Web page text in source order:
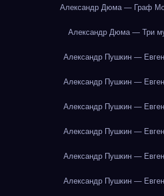
Александр Дюма — Граф
Александр Дюма — Три
Александр Пушкин —
Александр Пушкин —
Александр Пушкин —
Александр Пушкин —
Александр Пушкин —
Александр Пушкин —